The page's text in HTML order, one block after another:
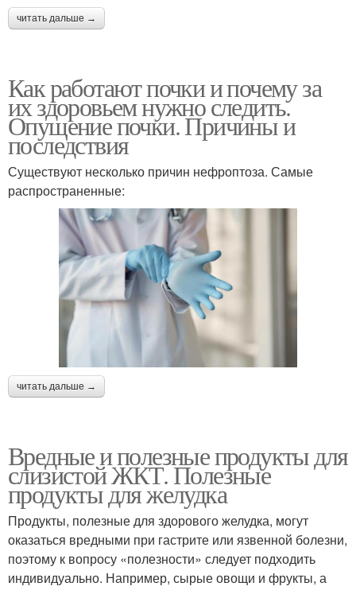
читать дальше →
Как работают почки и почему за
их здоровьем нужно следить.
Опущение почки. Причины и
последствия
Существуют несколько причин нефроптоза. Самые
распространенные:
читать дальше →
Вредные и полезные продукты для
слизистой ЖКТ. Полезные
продукты для желудка
Продукты, полезные для здорового желудка, могут
оказаться вредными при гастрите или язвенной болезни,
поэтому к вопросу «полезности» следует подходить
индивидуально. Например, сырые овощи и фрукты, а